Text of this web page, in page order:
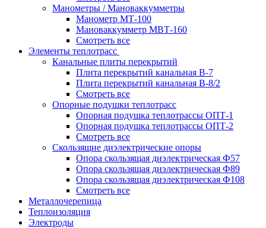
Манометры / Мановаккумметры
Манометр МТ-100
Мановаккумметр МВТ-160
Смотреть все
Элементы теплотрасс
Канальные плиты перекрытий
Плита перекрытий канальная В-7
Плита перекрытий канальная В-8/2
Смотреть все
Опорные подушки теплотрасс
Опорная подушка теплотрассы ОПТ-1
Опорная подушка теплотрассы ОПТ-2
Смотреть все
Скользящие диэлектрические опоры
Опора скользящая диэлектрическая Ф57
Опора скользящая диэлектрическая Ф89
Опора скользящая диэлектрическая Ф108
Смотреть все
Металлочерепица
Теплоизоляция
Электроды